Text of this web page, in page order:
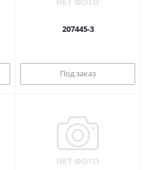
207445-3
Под заказ